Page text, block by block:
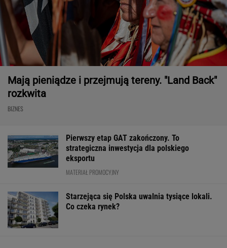
Mają pieniądze i przejmują tereny. "Land Back"
rozkwita
BIZNES
Pierwszy etap GAT zakończony. To
strategiczna inwestycja dla polskiego
eksportu
MATERIAŁ PROMOCYJNY
Starzejąca się Polska uwalnia tysiące lokali.
Co czeka rynek?